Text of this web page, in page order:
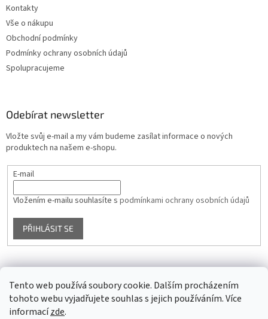
Tento web používá soubory cookie. Dalším procházením
tohoto webu vyjadřujete souhlas s jejich používáním. Více
informacízde.
Kontakty
Vše o nákupu
Obchodní podmínky
Podmínky ochrany osobních údajů
Spolupracujeme
Odebírat newsletter
Vložte svůj e-mail a my vám budeme zasílat informace o nových
produktech na našem e-shopu.
E-mail
Vložením e-mailu souhlasíte s podmínkami ochrany osobních údajů
PŘIHLÁSIT SE
Facebook